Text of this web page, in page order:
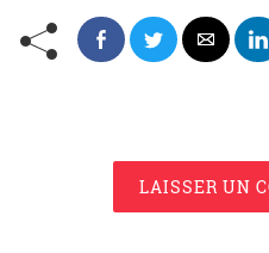
LAISSER UN